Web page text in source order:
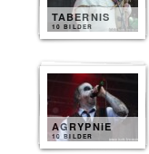
TABERNIS
10 BILDER
AGRYPNIE
10 BILDER